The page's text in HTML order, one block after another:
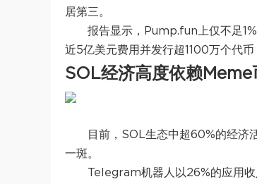
居第三。
报告显示，Pump.fun上仅不足
近5亿美元费用并发行超1100万个代
SOL经济高度依赖Meme
目前，SOL生态中超60%的经济
一斑。
Telegram机器人以26%的应用收